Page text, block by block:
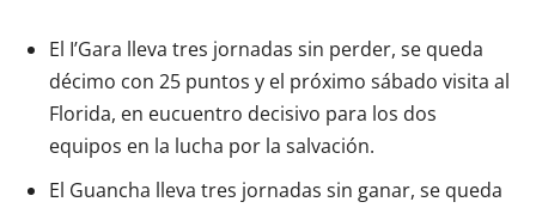
El I’Gara lleva tres jornadas sin perder, se queda
décimo con 25 puntos y el próximo sábado visita al
Florida, en eucuentro decisivo para los dos
equipos en la lucha por la salvación.
El Guancha lleva tres jornadas sin ganar, se queda